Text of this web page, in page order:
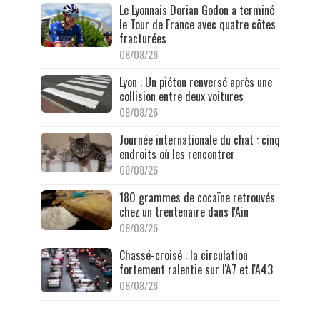
Le Lyonnais Dorian Godon a terminé
le Tour de France avec quatre côtes
fracturées
08/08/26
Lyon : Un piéton renversé après une
collision entre deux voitures
08/08/26
Journée internationale du chat : cinq
endroits où les rencontrer
08/08/26
180 grammes de cocaïne retrouvés
chez un trentenaire dans l'Ain
08/08/26
Chassé-croisé : la circulation
fortement ralentie sur l'A7 et l'A43
08/08/26